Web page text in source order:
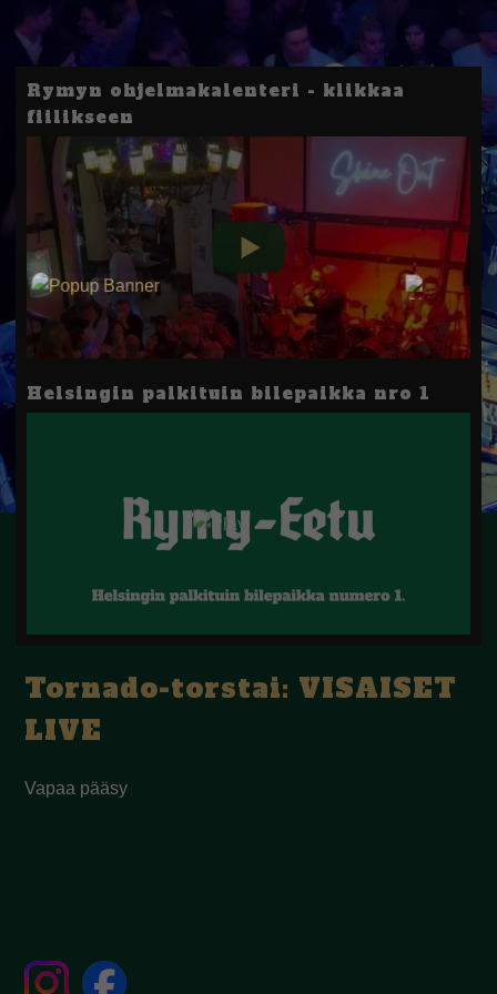
Rymyn ohjelmakalenteri - klikkaa
fiilikseen
Helsingin palkituin bilepaikka nro 1
Tornado-torstai: VISAISET
LIVE
Vapaa pääsy